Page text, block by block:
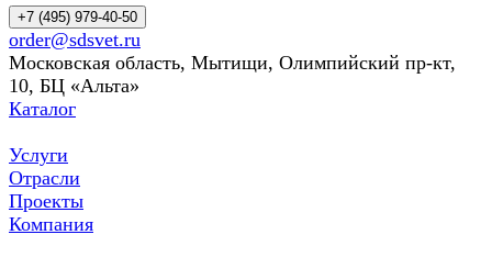
+7 (495) 979-40-50
order@sdsvet.ru
Московская область, Мытищи, Олимпийский пр-кт,
10, БЦ «Альта»
Каталог
Услуги
Отрасли
Проекты
Компания